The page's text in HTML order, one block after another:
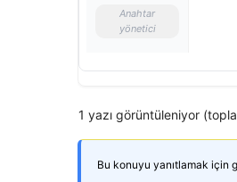
Anahtar
yönetici
1 yazı görüntüleniyor
Bu konuyu yanıtlamak için